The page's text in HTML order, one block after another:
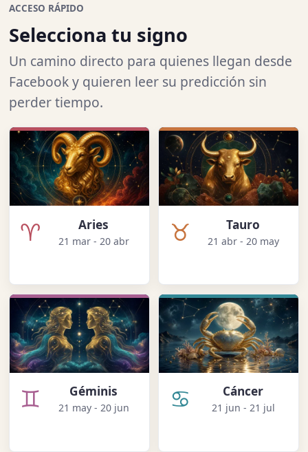
ACCESO RÁPIDO
Selecciona tu signo
Un camino directo para quienes llegan desde
Facebook y quieren leer su predicción sin
perder tiempo.
♈ Aries
21 mar - 20 abr ♉ Tauro
21 abr - 20 may
♊ Géminis
21 may - 20 jun ♋ Cáncer
21 jun - 21 jul